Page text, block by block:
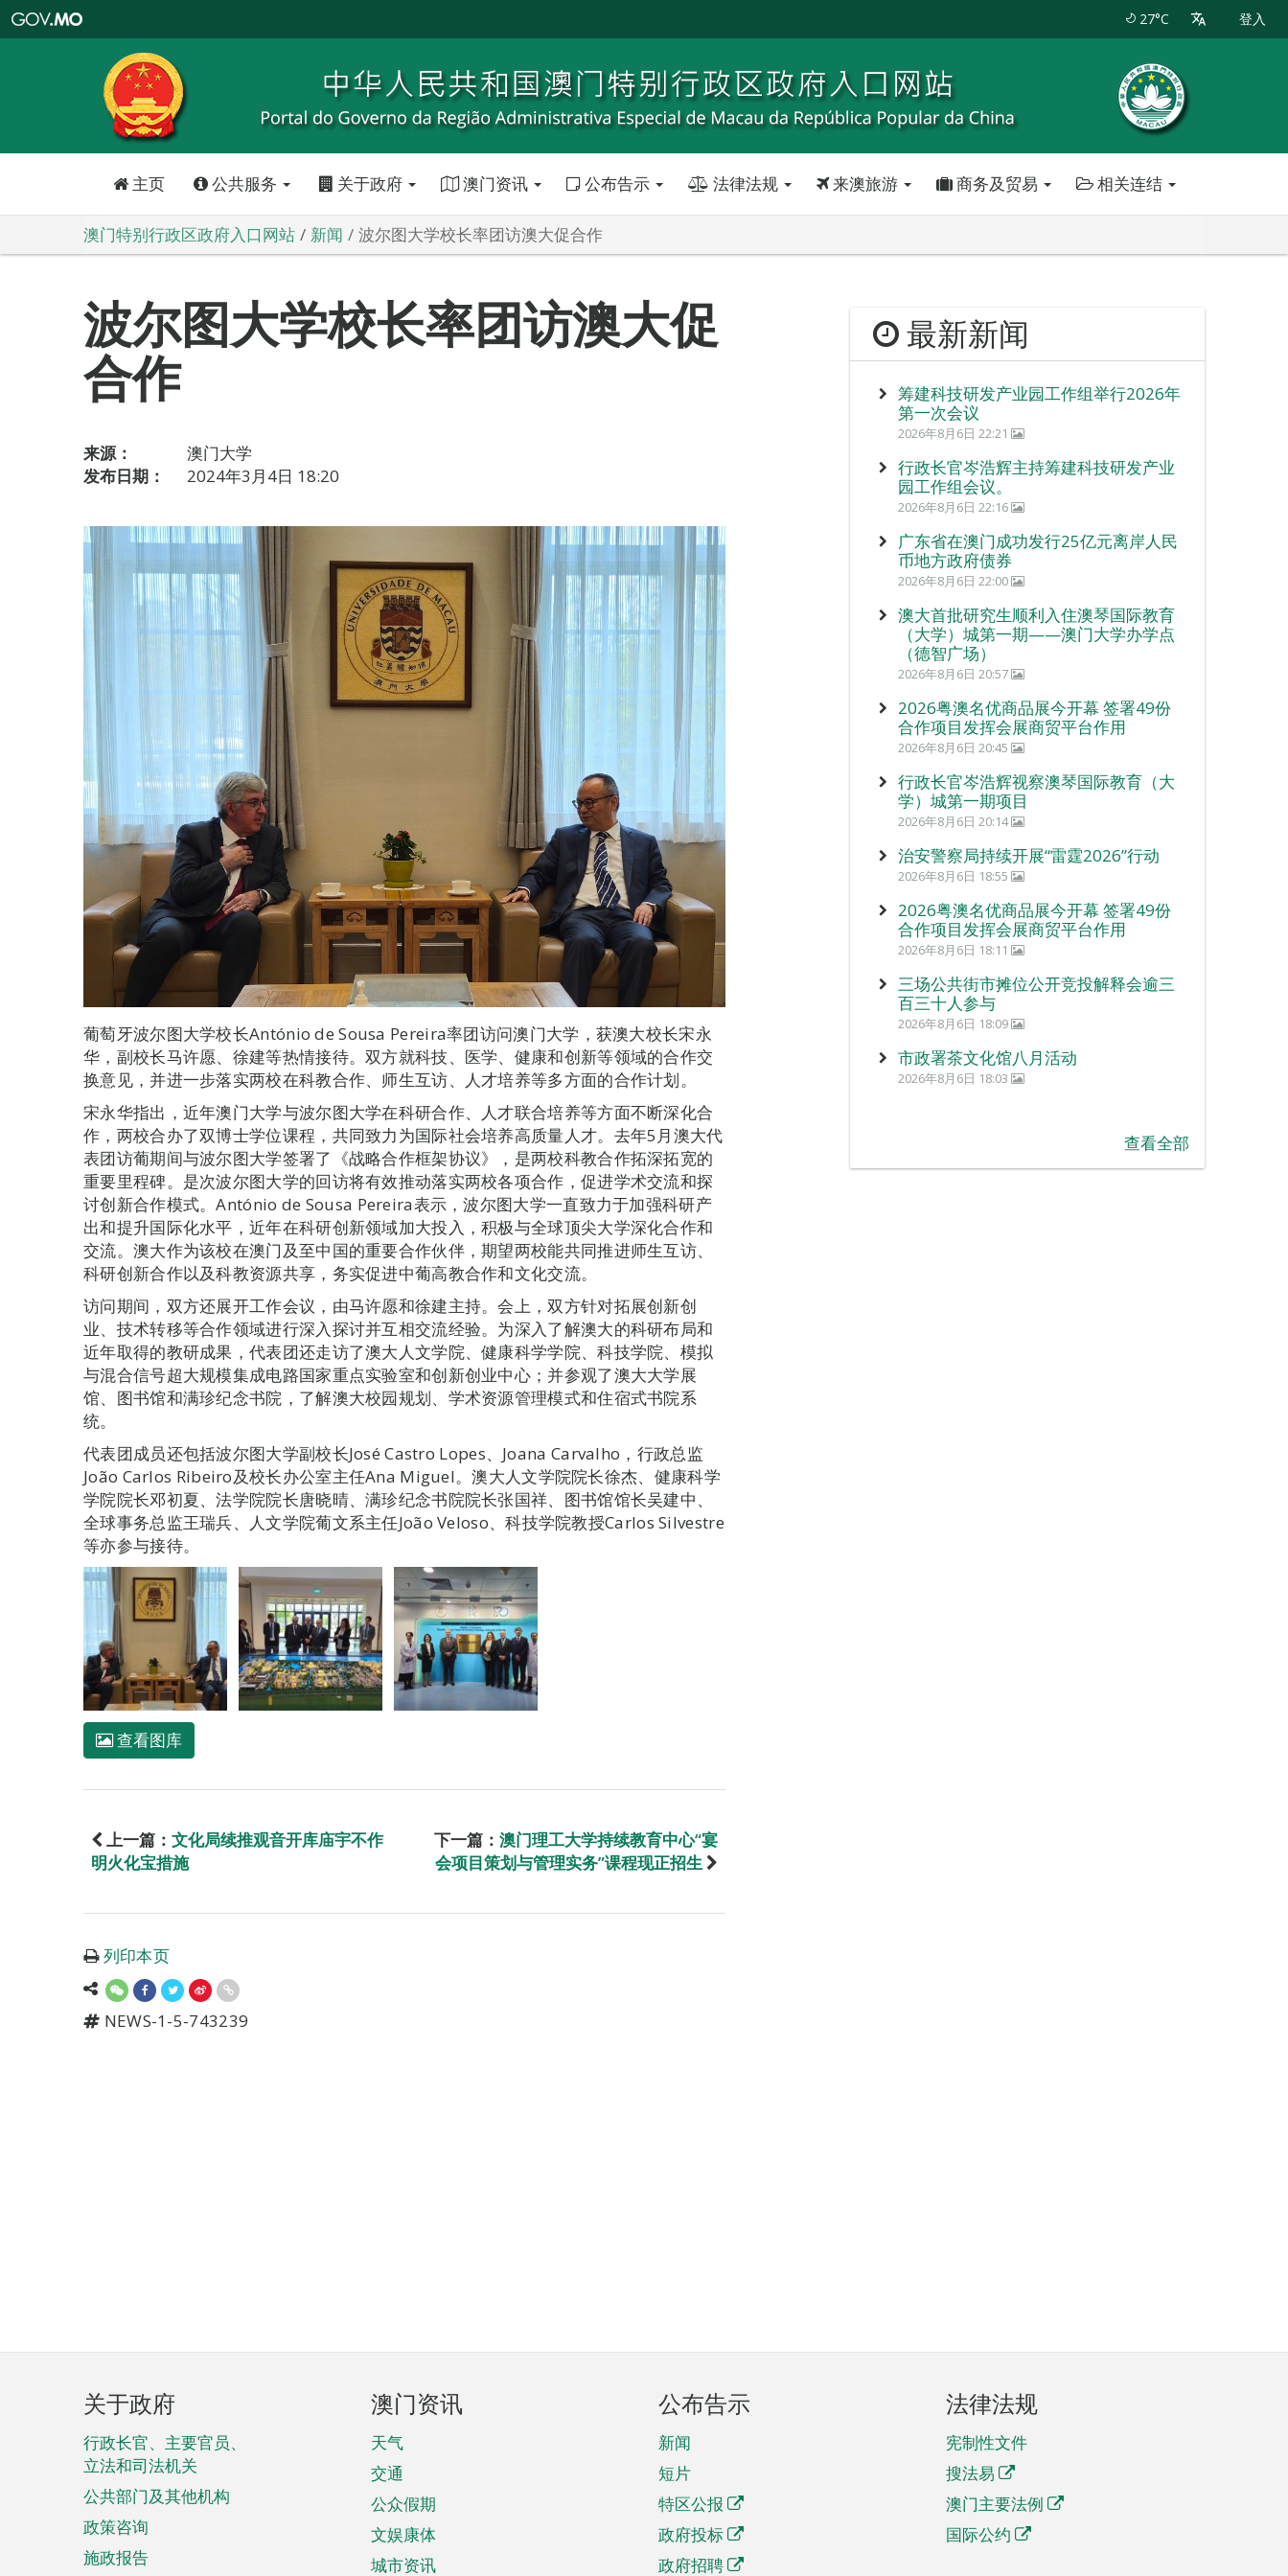
特
政
区
政
口
27°C 登入
主页 公共服务 关于政府 澳门资讯 公布告示 法律法规 来澳旅游 商务及贸易 相关连结
澳门特别行政区政府入口网站 新闻 波尔图大学校长率团访澳大促合作
波尔图大学校长率团访澳大促
合作
来源：
澳门大学
发布日期：
2024年3月4日 18:20
葡萄牙波尔图大学校长António de Sousa Pereira率团访问澳门大学，获澳大校长宋永
华，副校长马许愿、徐建等热情接待。双方就科技、医学、健康和创新等领域的合作交
换意见，并进一步落实两校在科教合作、师生互访、人才培养等多方面的合作计划。
宋永华指出，近年澳门大学与波尔图大学在科研合作、人才联合培养等方面不断深化合
作，两校合办了双博士学位课程，共同致力为国际社会培养高质量人才。去年5月澳大代
表团访葡期间与波尔图大学签署了《战略合作框架协议》，是两校科教合作拓深拓宽的
重要里程碑。是次波尔图大学的回访将有效推动落实两校各项合作，促进学术交流和探
讨创新合作模式。António de Sousa Pereira表示，波尔图大学一直致力于加强科研产
出和提升国际化水平，近年在科研创新领域加大投入，积极与全球顶尖大学深化合作和
交流。澳大作为该校在澳门及至中国的重要合作伙伴，期望两校能共同推进师生互访、
科研创新合作以及科教资源共享，务实促进中葡高教合作和文化交流。
访问期间，双方还展开工作会议，由马许愿和徐建主持。会上，双方针对拓展创新创
业、技术转移等合作领域进行深入探讨并互相交流经验。为深入了解澳大的科研布局和
近年取得的教研成果，代表团还走访了澳大人文学院、健康科学学院、科技学院、模拟
与混合信号超大规模集成电路国家重点实验室和创新创业中心；并参观了澳大大学展
馆、图书馆和满珍纪念书院，了解澳大校园规划、学术资源管理模式和住宿式书院系
统。
代表团成员还包括波尔图大学副校长José Castro Lopes、Joana Carvalho，行政总监
João Carlos Ribeiro及校长办公室主任Ana Miguel。澳大人文学院院长徐杰、健康科学
学院院长邓初夏、法学院院长唐晓晴、满珍纪念书院院长张国祥、图书馆馆长吴建中、
全球事务总监王瑞兵、人文学院葡文系主任João Veloso、科技学院教授Carlos Silvestre
等亦参与接待。
查看图库
上一篇： 文化局续推观音开库庙宇不作
明火化宝措施
下一篇： 澳门理工大学持续教育中心“宴
会项目策划与管理实务”课程现正招生
列印本页
NEWS-1-5-743239
最新新闻
筹建科技研发产业园工作组举行2026年
第一次会议
2026年8月6日 22:21
行政长官岑浩辉主持筹建科技研发产业
园工作组会议。
2026年8月6日 22:16
广东省在澳门成功发行25亿元离岸人民
币地方政府债券
2026年8月6日 22:00
澳大首批研究生顺利入住澳琴国际教育
（大学）城第一期——澳门大学办学点
（德智广场）
2026年8月6日 20:57
2026粤澳名优商品展今开幕 签署49份
合作项目发挥会展商贸平台作用
2026年8月6日 20:45
行政长官岑浩辉视察澳琴国际教育（大
学）城第一期项目
2026年8月6日 20:14
治安警察局持续开展“雷霆2026”行动
2026年8月6日 18:55
2026粤澳名优商品展今开幕 签署49份
合作项目发挥会展商贸平台作用
2026年8月6日 18:11
三场公共街市摊位公开竞投解释会逾三
百三十人参与
2026年8月6日 18:09
市政署茶文化馆八月活动
2026年8月6日 18:03
查看全部
页
脚
菜
单
关于政府
行政长官、主要官员、
立法和司法机关
公共部门及其他机构
政策咨询
施政报告
澳门资讯
天气
交通
公众假期
文娱康体
城市资讯
公布告示
新闻
短片
特区公报
政府投标
政府招聘
法律法规
宪制性文件
搜法易
澳门主要法例
国际公约